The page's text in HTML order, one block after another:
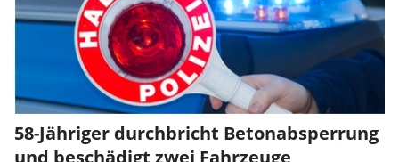
58-Jähriger durchbricht Betonabsperrung
und beschädigt zwei Fahrzeuge